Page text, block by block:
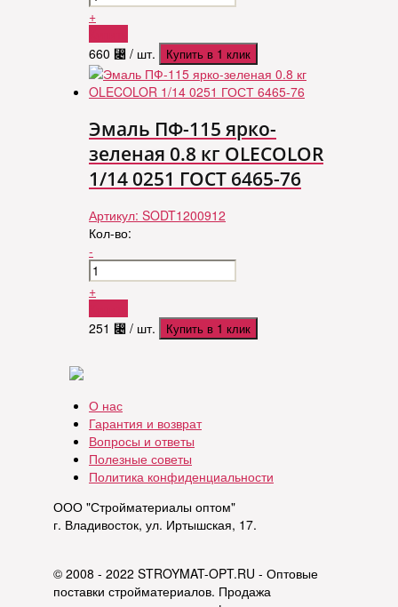
+
660 ⃄ / шт. Купить в 1 клик
Эмаль ПФ-115 ярко-
зеленая 0.8 кг OLECOLOR
1/14 0251 ГОСТ 6465-76
Артикул: SODT1200912
Кол-во:
-
+
251 ⃄ / шт. Купить в 1 клик
О нас
Гарантия и возврат
Вопросы и ответы
Полезные советы
Политика конфиденциальности
ООО "Стройматериалы оптом"
г. Владивосток, ул. Иртышская, 17.
© 2008 - 2022 STROYMAT-OPT.RU - Оптовые
поставки стройматериалов. Продажа